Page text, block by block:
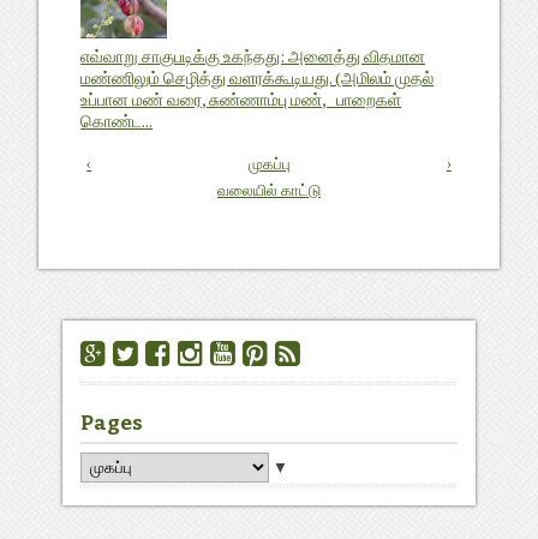
எவ்வாறு சாகுபடிக்கு உகந்தது: அனைத்து விதமான
மண்ணிலும் செழித்து வளரக்கூடியது. (அமிலம் முதல்
உப்பான மண் வரை, சுண்ணாம்பு மண், பாறைகள்
கொண்ட...
‹ ›
முகப்பு
வலையில் காட்டு
Pages
▼